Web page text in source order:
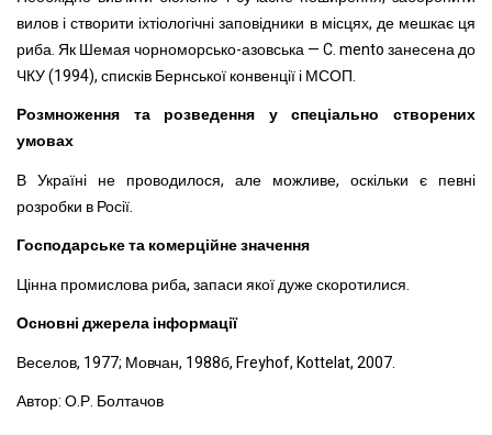
вилов і створити іхтіологічні заповідники в місцях, де мешкає ця
риба. Як Шемая чорноморсько-азовська — C. mento занесена до
ЧКУ (1994), списків Бернської конвенції і МСОП.
Розмноження та розведення у спеціально створених
умовах
В Україні не проводилося, але можливе, оскільки є певні
розробки в Росії.
Господарське та комерційне значення
Цінна промислова риба, запаси якої дуже скоротилися.
Основні джерела інформації
Веселов, 1977; Мовчан, 1988б, Freyhof, Kottelat, 2007.
Автор: О.Р. Болтачов